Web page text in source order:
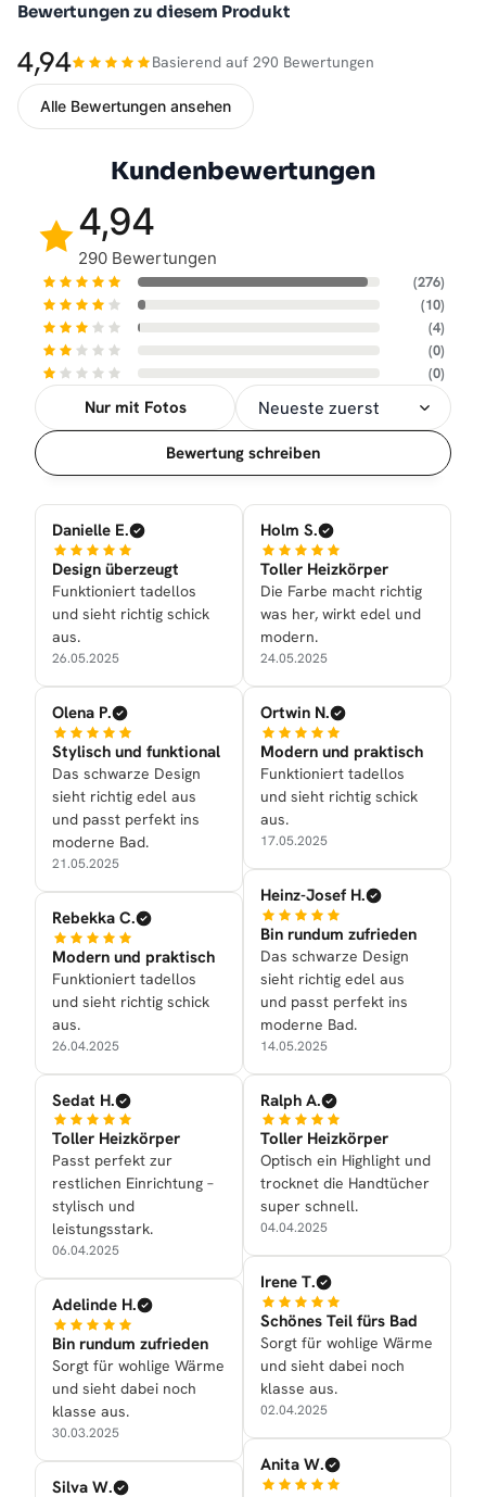
Bewertungen zu diesem Produkt
4,94 Basierend auf 290 Bewertungen
Alle Bewertungen ansehen
Kundenbewertungen
4,94
290 Bewertungen
(276)
(10)
(4)
(0)
(0)
Nur mit Fotos
Sortierung
Bewertung schreiben
Danielle E.
Design überzeugt
Funktioniert tadellos
und sieht richtig schick
aus.
26.05.2025
Olena P.
Stylisch und funktional
Das schwarze Design
sieht richtig edel aus
und passt perfekt ins
moderne Bad.
21.05.2025
Rebekka C.
Modern und praktisch
Funktioniert tadellos
und sieht richtig schick
aus.
26.04.2025
Sedat H.
Toller Heizkörper
Passt perfekt zur
restlichen Einrichtung –
stylisch und
leistungsstark.
06.04.2025
Adelinde H.
Bin rundum zufrieden
Sorgt für wohlige Wärme
und sieht dabei noch
klasse aus.
30.03.2025
Silva W.
Holm S.
Toller Heizkörper
Die Farbe macht richtig
was her, wirkt edel und
modern.
24.05.2025
Ortwin N.
Modern und praktisch
Funktioniert tadellos
und sieht richtig schick
aus.
17.05.2025
Heinz-Josef H.
Bin rundum zufrieden
Das schwarze Design
sieht richtig edel aus
und passt perfekt ins
moderne Bad.
14.05.2025
Ralph A.
Toller Heizkörper
Optisch ein Highlight und
trocknet die Handtücher
super schnell.
04.04.2025
Irene T.
Schönes Teil fürs Bad
Sorgt für wohlige Wärme
und sieht dabei noch
klasse aus.
02.04.2025
Anita W.